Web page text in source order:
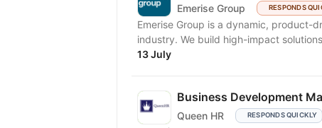
Emerise Group RESPONDS
Emerise Group is a dynamic, product-
industry. We build high-impact
13 July
Business Development
Queen HR RESPONDS QUICKLY